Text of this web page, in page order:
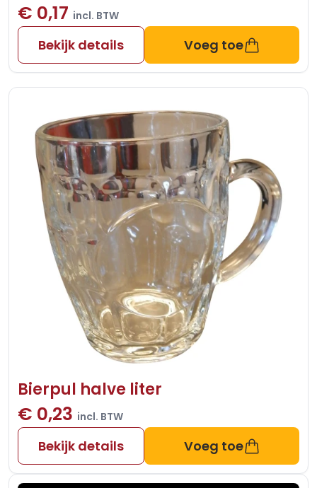
€ 0,17 incl. BTW
Bekijk details Voeg toe
Bierpul halve liter
€ 0,23 incl. BTW
Bekijk details Voeg toe